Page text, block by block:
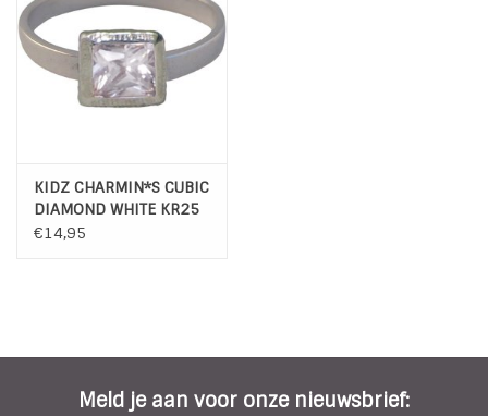
Zonnebrillen
Fashion
Charmin*s
KIDZ CHARMIN*S CUBIC
DIAMOND WHITE KR25
- Best Seller
€14,95
Meld je aan voor onze nieuwsbrief: